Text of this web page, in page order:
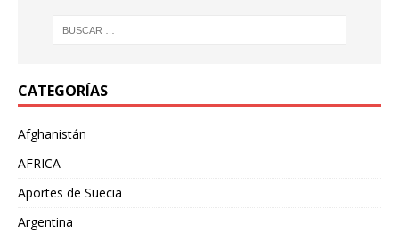
CATEGORÍAS
Afghanistán
AFRICA
Aportes de Suecia
Argentina